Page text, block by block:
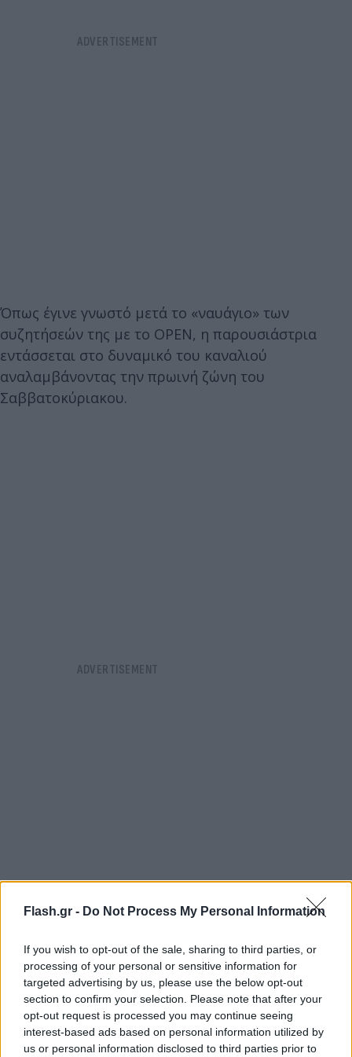
Flash.gr - Do Not Process My Personal Information
If you wish to opt-out of the sale, sharing to third parties, or
processing of your personal or sensitive information for
targeted advertising by us, please use the below opt-out
section to confirm your selection. Please note that after your
opt-out request is processed you may continue seeing
interest-based ads based on personal information utilized by
us or personal information disclosed to third parties prior to
Όπως έγινε γνωστό μετά το «ναυάγιο» των
συζητήσεών της με το ΟΡΕΝ, η παρουσιάστρια
εντάσσεται στο δυναμικό του καναλιού
αναλαμβάνοντας την πρωινή ζώνη του
Σαββατοκύριακου.
Την ανακοίνωση για την Μπέττυ Μαγγίρα έκανε ο
Τζώρτζης Ποφάντης, Γενικός Διευθυντής
Προγράμματος του ΑΝΤ1, στην ενημέρωση των
τηλεοπτικών συντακτών για το πρόγραμμα του
σταθμού την επόμενη σεζόν, που
πραγματοποιήθηκε την Τετάρτη.